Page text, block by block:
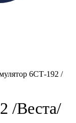
6СТ-192 /
/Веста/